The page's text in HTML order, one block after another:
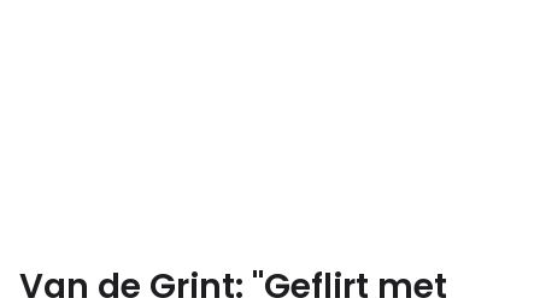
Van de Grint: "Geflirt met